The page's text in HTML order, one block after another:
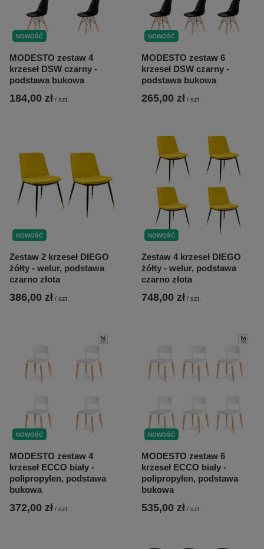
NOWOŚĆ
MODESTO zestaw 4
krzeseł DSW czarny -
podstawa bukowa
184,00 zł / szt.
NOWOŚĆ
MODESTO zestaw 6
krzeseł DSW czarny -
podstawa bukowa
265,00 zł / szt.
NOWOŚĆ
Zestaw 2 krzeseł DIEGO
żółty - welur, podstawa
czarno złota
386,00 zł / szt.
NOWOŚĆ
Zestaw 4 krzeseł DIEGO
żółty - welur, podstawa
czarno złota
748,00 zł / szt.
NOWOŚĆ
MODESTO zestaw 4
krzeseł ECCO biały -
polipropylen, podstawa
bukowa
372,00 zł / szt.
NOWOŚĆ
MODESTO zestaw 6
krzeseł ECCO biały -
polipropylen, podstawa
bukowa
535,00 zł / szt.